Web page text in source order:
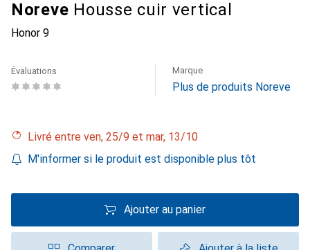
Noreve Housse cuir vertical
Honor 9
Évaluations Marque
Plus de produits Noreve
Livré entre ven, 25/9 et mar, 13/10
M'informer si le produit est disponible plus tôt
Ajouter au panier